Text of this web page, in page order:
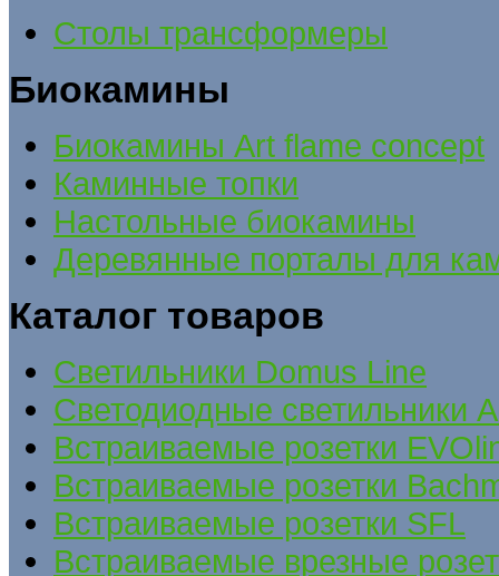
Столы трансформеры
Биокамины
Биокамины Art flame concept
Каминные топки
Настольные биокамины
Деревянные порталы для
Каталог товаров
Cветильники Domus Line
Светодиодные светильники
Встраиваемые розетки
Встраиваемые розетки
Встраиваемые розетки SFL
Встраиваемые врезные